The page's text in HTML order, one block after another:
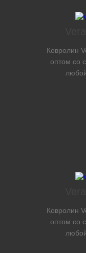
Ковролин
оптом со
Ковролин
оптом со